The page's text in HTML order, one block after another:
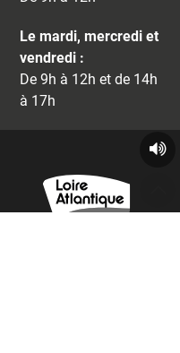
Le mardi, mercredi et
vendredi :
De 9h à 12h et de 14h
à 17h